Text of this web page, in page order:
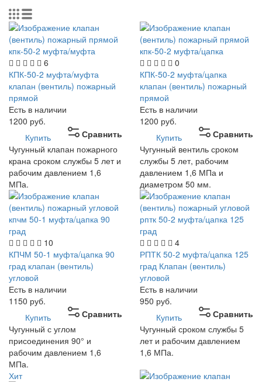
6
КПК-50-2 муфта/муфта
клапан (вентиль) пожарный
прямой
Есть в наличии
1200 руб.
Сравнить
Купить
Чугунный клапан пожарного
крана сроком службы 5 лет и
рабочим давлением 1,6
МПа.
0
КПК-50-2 муфта/цапка
клапан (вентиль) пожарный
прямой
Есть в наличии
1200 руб.
Сравнить
Купить
Чугунный вентиль сроком
службы 5 лет, рабочим
давлением 1,6 МПа и
диаметром 50 мм.
10
КПЧМ 50-1 муфта/цапка 90
град клапан (вентиль)
угловой
Есть в наличии
1150 руб.
Сравнить
Купить
Чугунный с углом
присоединения 90° и
рабочим давлением 1,6
МПа.
4
РПТК 50-2 муфта/цапка 125
град Клапан (вентиль)
угловой
Есть в наличии
950 руб.
Сравнить
Купить
Чугунный сроком службы 5
лет и рабочим давлением
1,6 МПа.
Хит